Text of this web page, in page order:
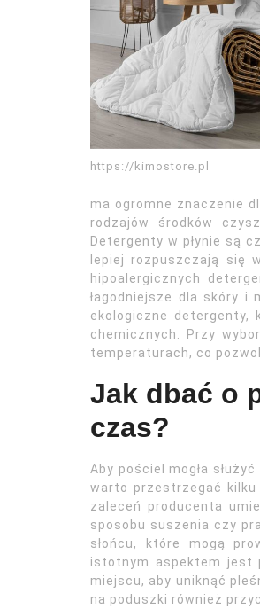
https://kimostore.pl
ma ogromne znaczenie
rodzajów środków
Detergenty w płynie są
lepiej rozpuszczają się
hipoalergicznych
łagodniejsze dla skóry i
ekologiczne
chemicznych. Przy
temperaturach, co
Jak dbać o
czas?
Aby pościel mogła
warto przestrzegać kilku
zaleceń producenta
sposobu suszenia czy
słońcu, które mogą
istotnym aspektem jest
miejscu, aby uniknąć
na poduszki również